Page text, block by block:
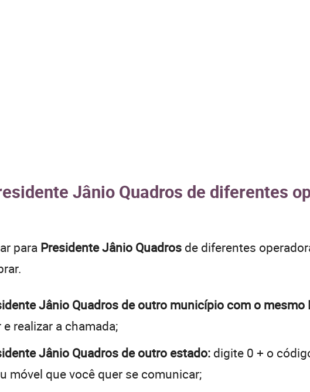
Jânio Quadros de diferentes
para Presidente Jânio Quadros de diferentes
Jânio Quadros de outro município com o mesmo
realizar a chamada;
Jânio Quadros de outro estado: digite 0 + o
móvel que você quer se comunicar;